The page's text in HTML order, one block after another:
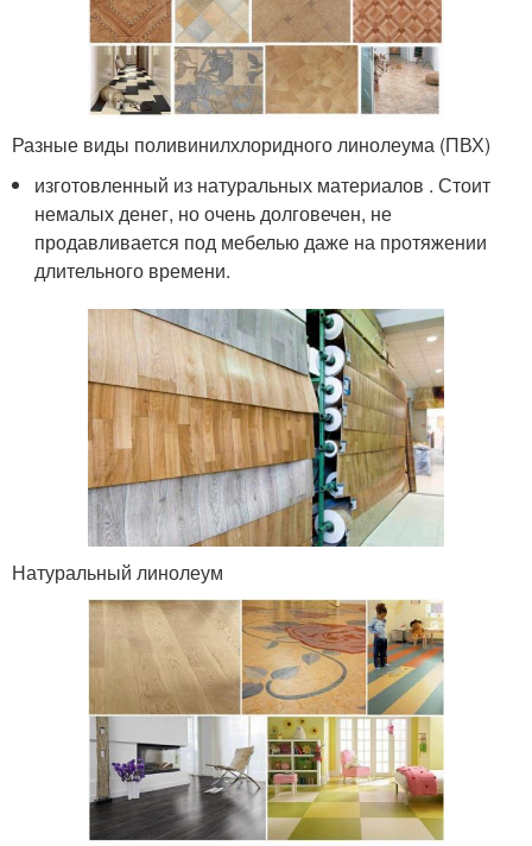
Разные виды поливинилхлоридного линолеума (ПВХ)
изготовленный из натуральных материалов . Стоит
немалых денег, но очень долговечен, не
продавливается под мебелью даже на протяжении
длительного времени.
Натуральный линолеум